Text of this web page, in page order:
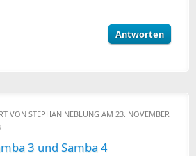
Antworten
VON STEPHAN NEBLUNG AM 23. NOVEMBER
3 und Samba 4